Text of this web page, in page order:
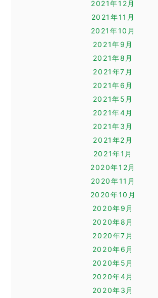
2021年12月
2021年11月
2021年10月
2021年9月
2021年8月
2021年7月
2021年6月
2021年5月
2021年4月
2021年3月
2021年2月
2021年1月
2020年12月
2020年11月
2020年10月
2020年9月
2020年8月
2020年7月
2020年6月
2020年5月
2020年4月
2020年3月